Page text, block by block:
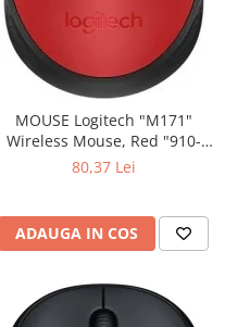
MOUSE Logitech "M171"
Wireless Mouse, Red "910-
80,37 Lei
ADAUGA IN COS